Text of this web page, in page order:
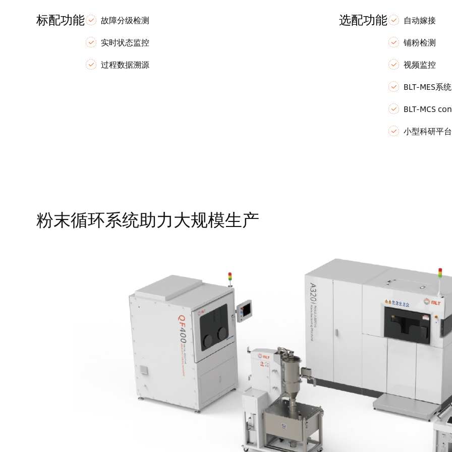
标配功能
故障分级检测
实时状态监控
过程数据溯源
选配功能
自动嫁接
铺粉检测
视频监控
BLT-MES系统
BLT-MCS
小型科研平台
粉末循环系统助力大规模生产